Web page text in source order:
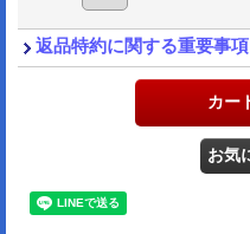
返品特約に関する重要事項